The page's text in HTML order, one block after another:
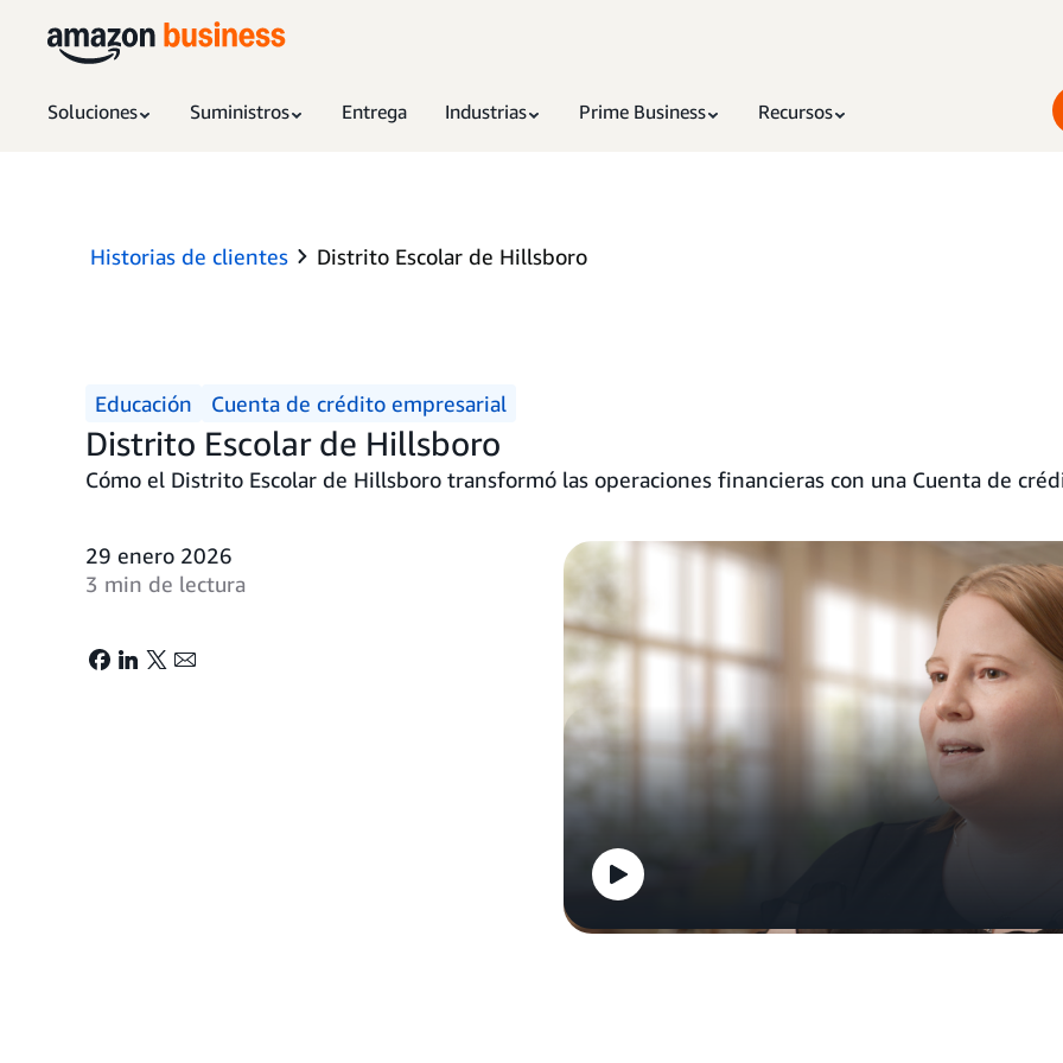
Soluciones Suministros Entrega Industrias Prime Business Recursos
Historias de clientes Distrito Escolar de Hillsboro
Educación Cuenta de crédito empresarial
Distrito Escolar de Hillsboro
Cómo el Distrito Escolar de Hillsboro transformó las operaciones financieras con una Cuenta de
29 enero 2026
3 min de lectura